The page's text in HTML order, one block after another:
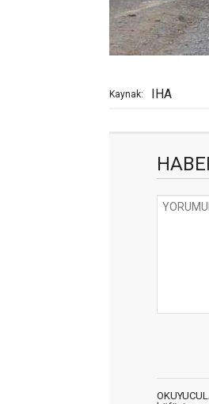
Kaynak: IHA